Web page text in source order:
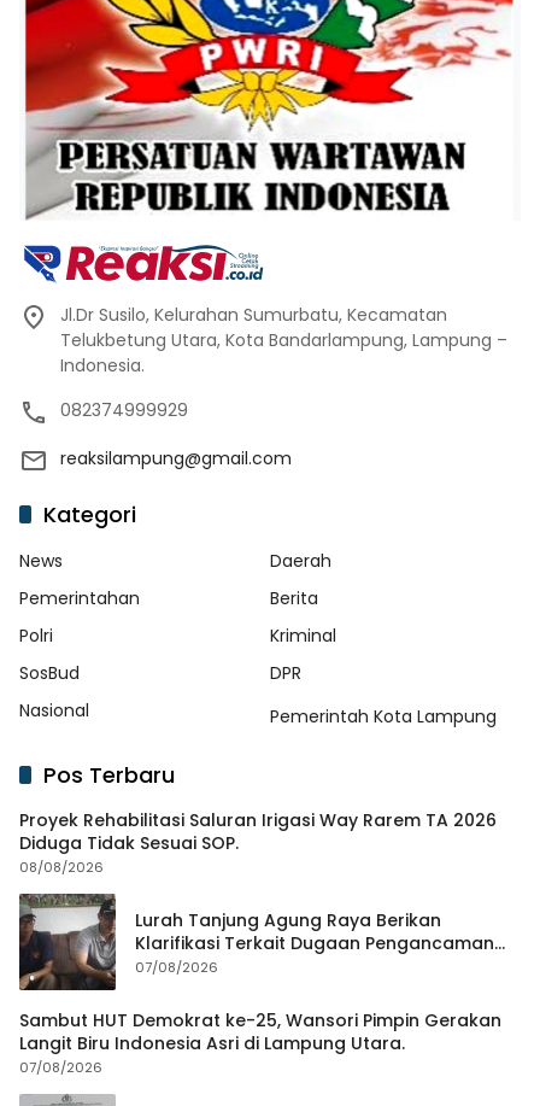
Jl.Dr Susilo, Kelurahan Sumurbatu, Kecamatan
Telukbetung Utara, Kota Bandarlampung, Lampung –
Indonesia.
082374999929
reaksilampung@gmail.com
Kategori
News
Daerah
Pemerintahan
Berita
Polri
Kriminal
SosBud
DPR
Nasional
Pemerintah Kota Lampung
Pos Terbaru
Proyek Rehabilitasi Saluran Irigasi Way Rarem TA 2026
Diduga Tidak Sesuai SOP.
08/08/2026
Lurah Tanjung Agung Raya Berikan
Klarifikasi Terkait Dugaan Pengancaman
Antar Warga Yang Berujung Laporan ke
07/08/2026
Sambut HUT Demokrat ke-25, Wansori Pimpin Gerakan
Langit Biru Indonesia Asri di Lampung Utara.
07/08/2026